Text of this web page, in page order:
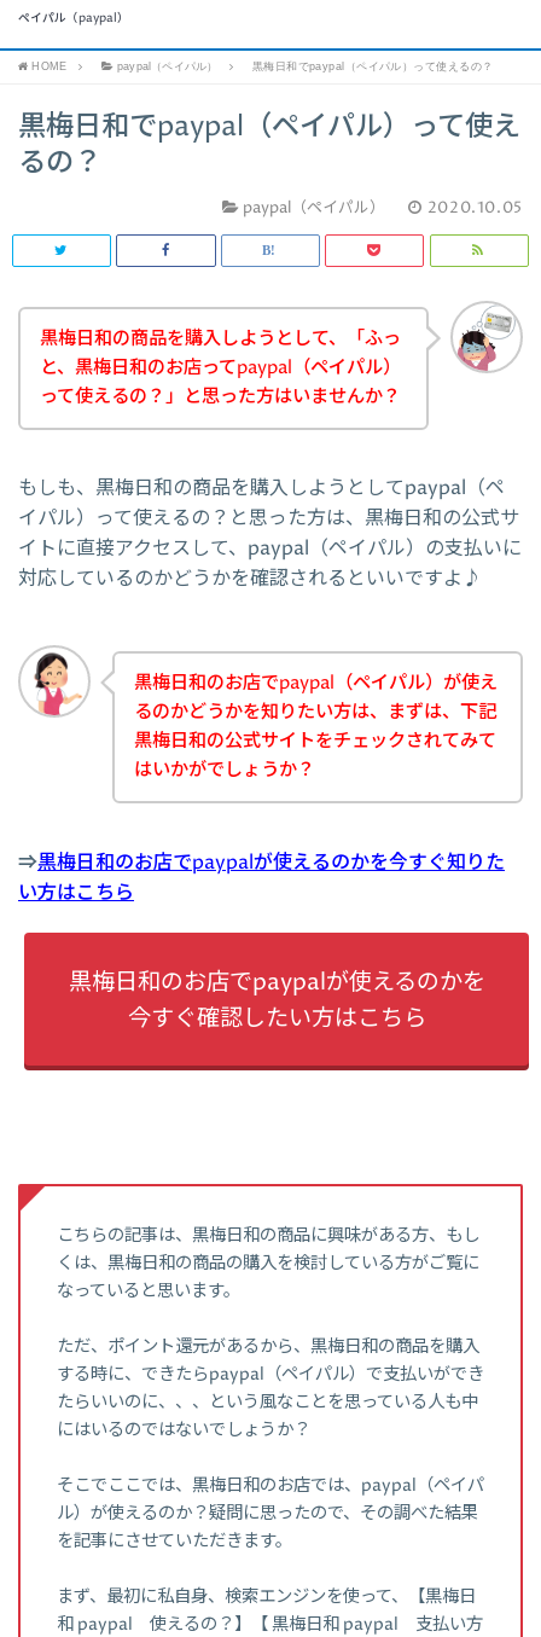
ペイパル（paypal）
HOME paypal（ペイパル） 黒梅日和でpaypal（ペイパル）って使えるの？
黒梅日和でpaypal（ペイパル）って使え
るの？
paypal（ペイパル） 2020.10.05
黒梅日和の商品を購入しようとして、「ふっ
と、黒梅日和のお店ってpaypal（ペイパル）
って使えるの？」と思った方はいませんか？
もしも、黒梅日和の商品を購入しようとしてpaypal（ペ
イパル）って使えるの？と思った方は、黒梅日和の公式サ
イトに直接アクセスして、paypal（ペイパル）の支払いに
対応しているのかどうかを確認されるといいですよ♪
黒梅日和のお店でpaypal（ペイパル）が使え
るのかどうかを知りたい方は、まずは、下記
黒梅日和の公式サイトをチェックされてみて
はいかがでしょうか？
⇒黒梅日和のお店でpaypalが使えるのかを今すぐ知りた
い方はこちら
黒梅日和のお店でpaypalが使えるのかを
今すぐ確認したい方はこちら
こちらの記事は、黒梅日和の商品に興味がある方、もし
くは、黒梅日和の商品の購入を検討している方がご覧に
なっていると思います。
ただ、ポイント還元があるから、黒梅日和の商品を購入
する時に、できたらpaypal（ペイパル）で支払いができ
たらいいのに、、、という風なことを思っている人も中
にはいるのではないでしょうか？
そこでここでは、黒梅日和のお店では、paypal（ペイパ
ル）が使えるのか？疑問に思ったので、その調べた結果
を記事にさせていただきます。
まず、最初に私自身、検索エンジンを使って、【黒梅日
和 paypal 使えるの？】【 黒梅日和 paypal 支払い方